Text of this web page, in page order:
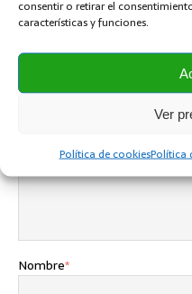
consentir o retirar el
características y funciones.
Ver
Política de cookiesPolítica
SÉ EL PRIMERO EN
Dejar una
Tu dirección de correo
Nombre*